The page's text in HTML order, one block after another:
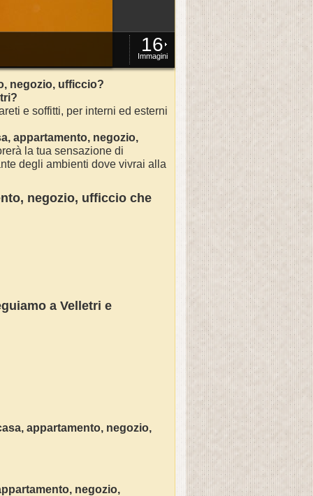
16
Immagini
negozio, ufficcio?
?
e soffitti, per interni ed esterni
, appartamento, negozio,
la tua sensazione di
degli ambienti dove vivrai alla
negozio, ufficcio che
a Velletri e
, appartamento, negozio,
negozio,